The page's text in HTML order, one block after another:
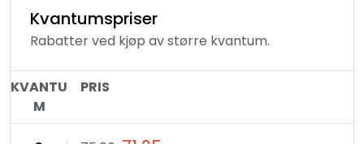
Kvantumspriser
Rabatter ved kjøp av større kvantum.
KVANTU
M
PRIS